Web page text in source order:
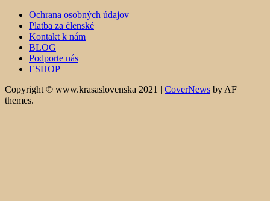
Ochrana osobných údajov
Platba za členské
Kontakt k nám
BLOG
Podporte nás
ESHOP
Copyright © www.krasaslovenska 2021 | CoverNews by AF
themes.